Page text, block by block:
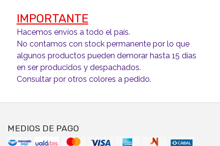
IMPORTANTE
Hacemos envíos a todo el país.
No contamos con stock permanente por lo que
algunos productos pueden demorar hasta 15 días
en ser producidos y despachados.
Consultar por otros colores a pedido.
MEDIOS DE PAGO